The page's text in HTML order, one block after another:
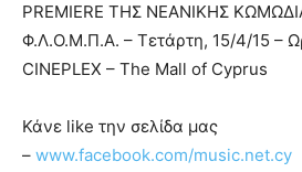
PREMIERE ΤΗΣ ΝΕΑΝΙΚΗΣ
Φ.Λ.Ο.Μ.Π.Α. – Τετάρτη, 15/4/15 –
CINEPLEX – The Mall of Cyprus
Κάνε like την σελίδα μας
– www.facebook.com/music.net.cy